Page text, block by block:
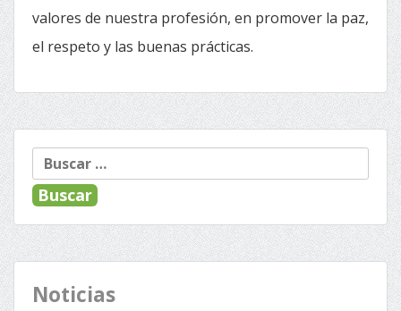
valores de nuestra profesión, en promover la paz,
el respeto y las buenas prácticas.
Buscar:
Noticias